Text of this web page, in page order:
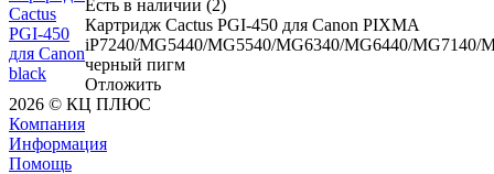
Есть в наличии (2)
Картридж Cactus PGI-450 для Canon PIXMA
iP7240/MG5440/MG5540/MG6340/MG6440/MG7140/
черный пигм
Отложить
2026 © КЦ ПЛЮС
Компания
Информация
Помощь